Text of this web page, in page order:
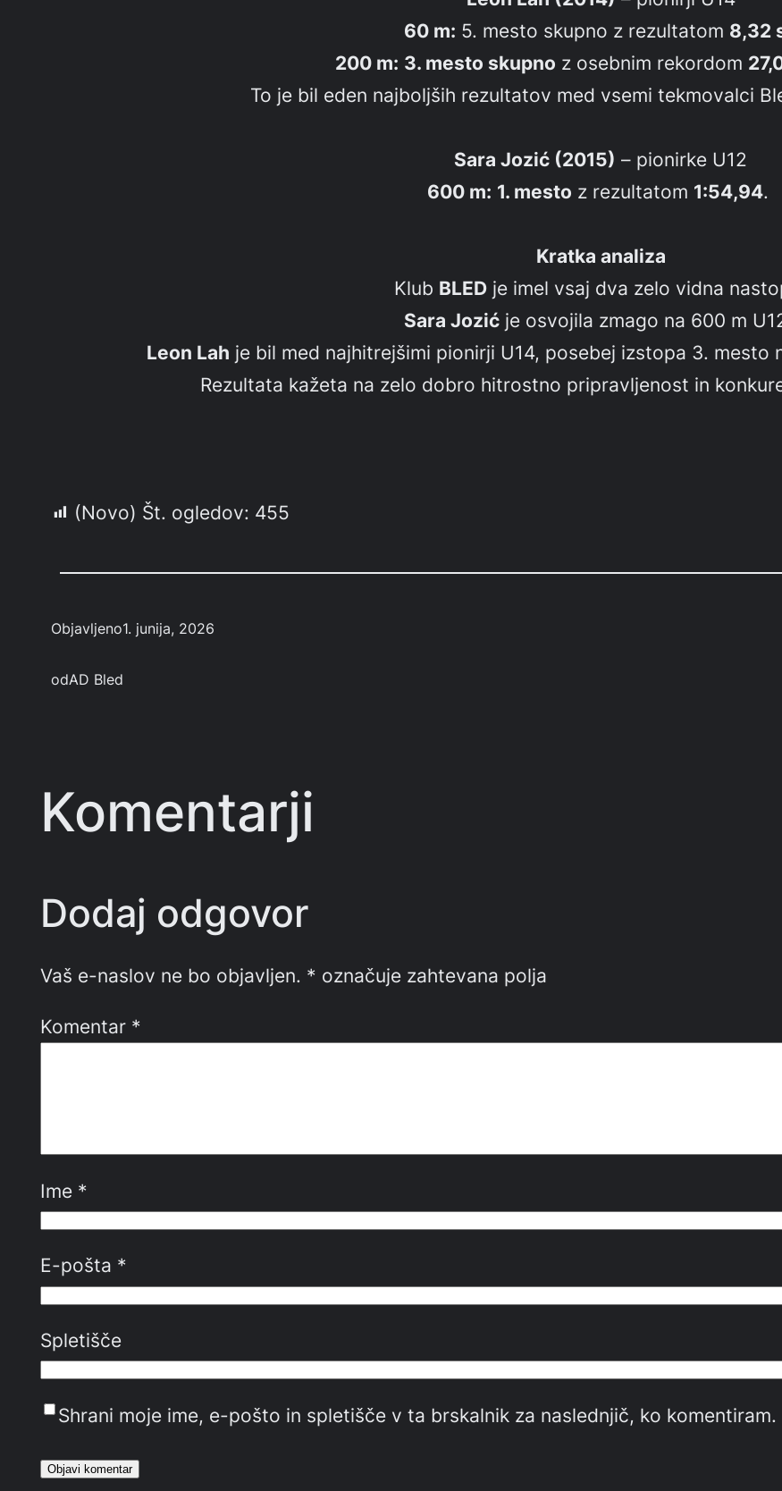
60 m: 5. mesto skupno z rezultatom 8,32
200 m: 3. mesto skupno z osebnim rekordom
To je bil eden najboljših rezultatov med vsemi tekmovalci
Sara Jozić (2015) – pionirke U12
600 m: 1. mesto z rezultatom 1:54,94.
Kratka analiza
Klub BLED je imel vsaj dva zelo vidna
Sara Jozićje osvojila zmago na 600 m
Leon Lah je bil med najhitrejšimi pionirji U14, posebej izstopa 3. mesto
Rezultata kažeta na zelo dobro hitrostno pripravljenost in
(Novo) Št. ogledov: 455
Objavljeno1. junija, 2026
odAD Bled
Komentarji
Dodaj odgovor
Vaš e-naslov ne bo objavljen. * označuje zahtevana polja
Komentar *
Ime *
E-pošta *
Spletišče
Shrani moje ime, e-pošto in spletišče v ta brskalnik za naslednjič, ko komentiram.